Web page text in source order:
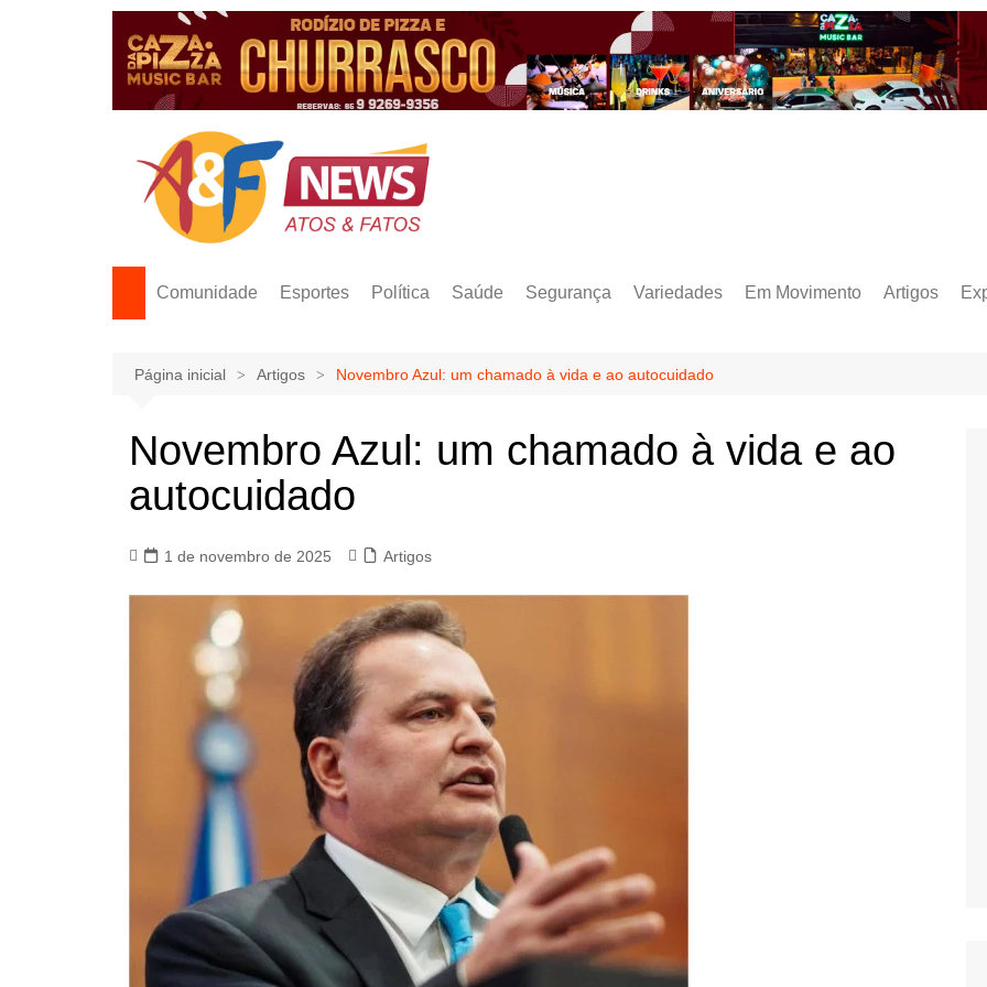
Comunidade Esportes Política Saúde Segurança Variedades Em Movimento Artigos
Página inicial Artigos Novembro Azul: um chamado à vida e ao autocuidado
Novembro Azul: um chamado à vida e ao
autocuidado
1 de novembro de 2025 Artigos